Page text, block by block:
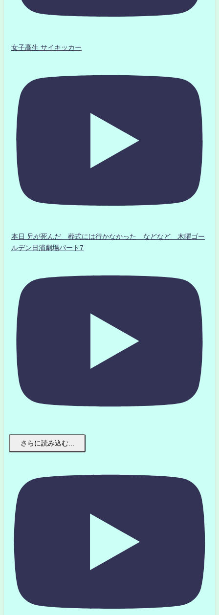
女子高生 サイキッカー
本日 兄が死んだ 葬式には行かなかった などなど 木曜ゴー
ルデン日浦劇場パート7
さらに読み込む...